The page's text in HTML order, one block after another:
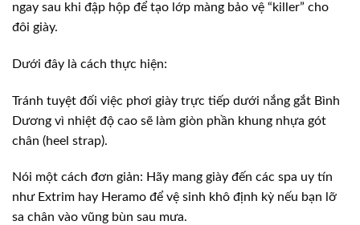
ngay sau khi đập hộp để tạo lớp màng bảo vệ “killer” cho
đôi giày.
Dưới đây là cách thực hiện:
Tránh tuyệt đối việc phơi giày trực tiếp dưới nắng gắt Bình
Dương vì nhiệt độ cao sẽ làm giòn phần khung nhựa gót
chân (heel strap).
Nói một cách đơn giản: Hãy mang giày đến các spa uy tín
như Extrim hay Heramo để vệ sinh khô định kỳ nếu bạn lỡ
sa chân vào vũng bùn sau mưa.